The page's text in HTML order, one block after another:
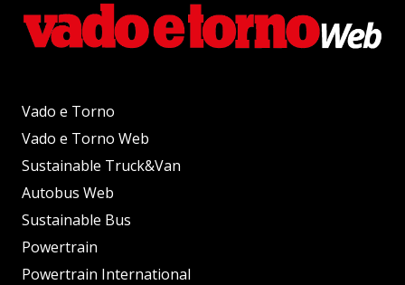
Vado e Torno
Vado e Torno Web
Sustainable Truck&Van
Autobus Web
Sustainable Bus
Powertrain
Powertrain International